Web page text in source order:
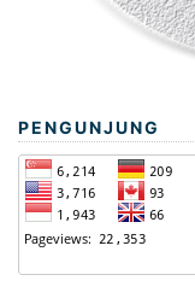
PENGUNJUNG